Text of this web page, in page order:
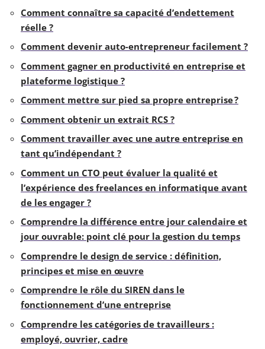
Comment connaître sa capacité d’endettement
réelle ?
Comment devenir auto-entrepreneur facilement ?
Comment gagner en productivité en entreprise et
plateforme logistique ?
Comment mettre sur pied sa propre entreprise ?
Comment obtenir un extrait RCS ?
Comment travailler avec une autre entreprise en
tant qu’indépendant ?
Comment un CTO peut évaluer la qualité et
l’expérience des freelances en informatique avant
de les engager ?
Comprendre la différence entre jour calendaire et
jour ouvrable: point clé pour la gestion du temps
Comprendre le design de service : définition,
principes et mise en œuvre
Comprendre le rôle du SIREN dans le
fonctionnement d’une entreprise
Comprendre les catégories de travailleurs :
employé, ouvrier, cadre